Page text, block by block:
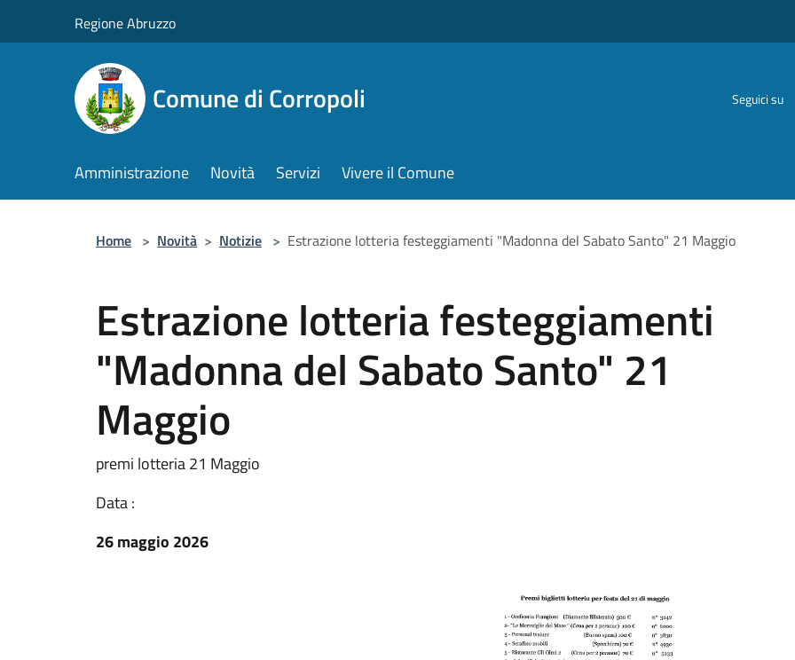
Regione Abruzzo
Comune di Corropoli Seguici su
Amministrazione Novità Servizi Vivere il Comune
Home > Novità > Notizie > Estrazione lotteria festeggiamenti "Madonna del Sabato Santo" 21 Maggio
Estrazione lotteria festeggiamenti
"Madonna del Sabato Santo" 21
Maggio
premi lotteria 21 Maggio
Data :
26 maggio 2026